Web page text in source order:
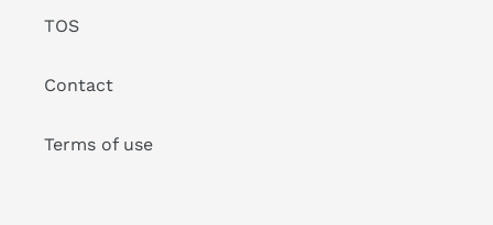
TOS
Contact
Terms of use